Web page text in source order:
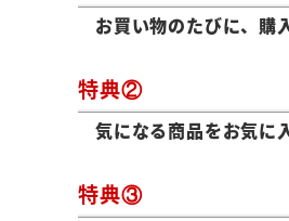
お買い物のたびに、購
特典②
気になる商品をお気に
特典③